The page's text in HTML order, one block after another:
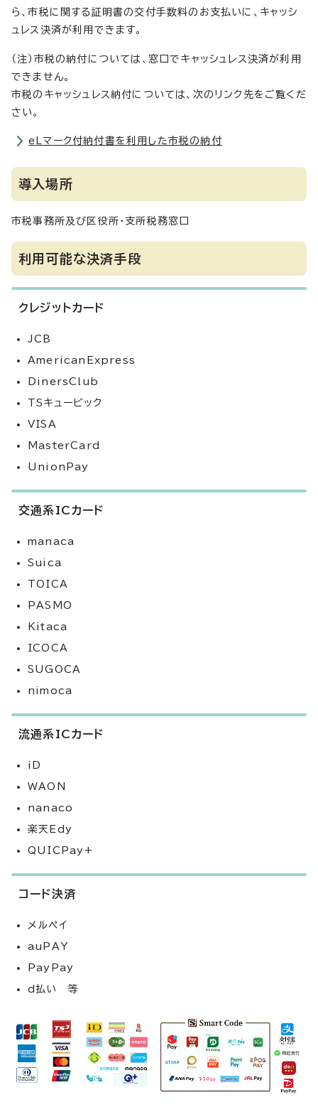
ら、市税に関する証明書の交付手数料のお支払いに、キャッシ
ュレス決済が利用できます。
（注）市税の納付については、窓口でキャッシュレス決済が利用
できません。
市税のキャッシュレス納付については、次のリンク先をご覧くだ
さい。
eLマーク付納付書を利用した市税の納付
導入場所
市税事務所及び区役所・支所税務窓口
利用可能な決済手段
クレジットカード
JCB
AmericanExpress
DinersClub
TSキュービック
VISA
MasterCard
UnionPay
交通系ICカード
manaca
Suica
TOICA
PASMO
Kitaca
ICOCA
SUGOCA
nimoca
流通系ICカード
iD
WAON
nanaco
楽天Edy
QUICPay+
コード決済
メルペイ
auPAY
PayPay
d払い 等